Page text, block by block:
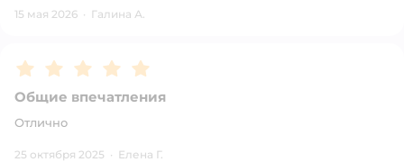
15 мая 2026 · Галина А.
Рейтинг:5
Общие впечатления
Отлично
25 октября 2025 · Елена Г.